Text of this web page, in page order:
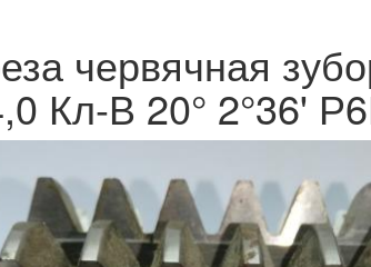
червячная
Кл-В 20° 2°36'